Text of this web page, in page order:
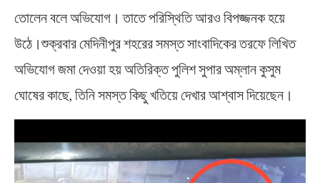
তোলেন বলে অভিযোগ। তাতে পরিস্থিতি আরও বিপজ্জনক হয়ে
উঠে।শুক্রবার মেদিনীপুর শহরের সমস্ত সাংবাদিকের তরফে লিখিত
অভিযোগ জমা দেওয়া হয় অতিরিক্ত পুলিশ সুপার অম্লান কুসুম
ঘোষের কাছে, তিনি সমস্ত কিছু খতিয়ে দেখার আশ্বাস দিয়েছেন।